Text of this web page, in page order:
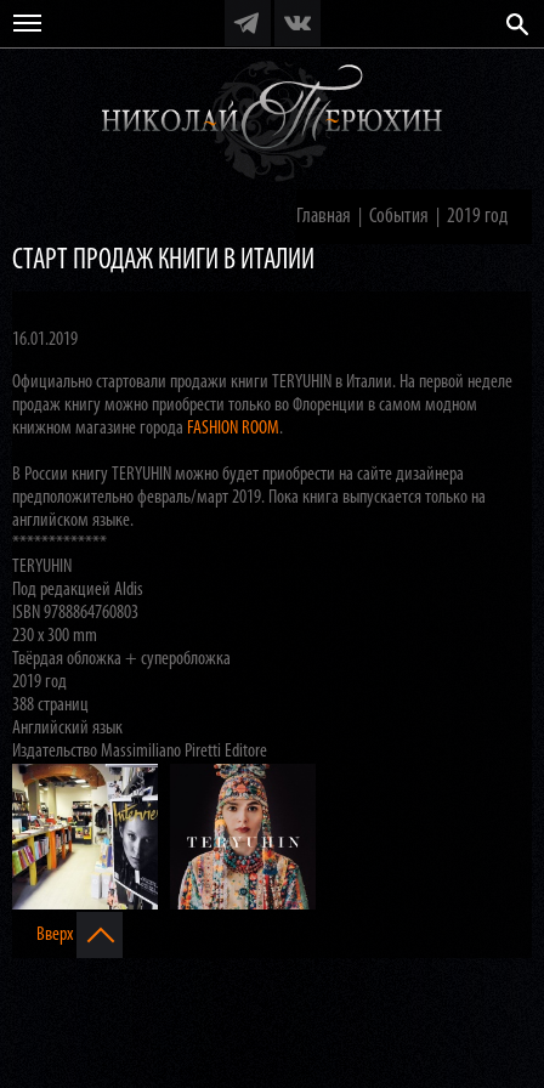
Главная События 2019 год
СТАРТ ПРОДАЖ КНИГИ В ИТАЛИИ
16.01.2019
Официально стартовали продажи книги TERYUHIN в Италии. На первой неделе
продаж книгу можно приобрести только во Флоренции в самом модном
книжном магазине города FASHION ROOM.
В России книгу TERYUHIN можно будет приобрести на сайте дизайнера
предположительно февраль/март 2019. Пока книга выпускается только на
английском языке.
*************
TERYUHIN
Под редакцией Aldis
ISBN 9788864760803
230 x 300 mm
Твёрдая обложка + суперобложка
2019 год
388 страниц
Английский язык
Издательство Massimiliano Piretti Editore
Вверх